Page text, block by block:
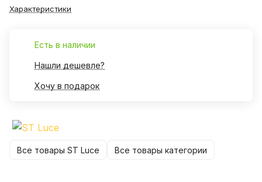
Характеристики
Есть в наличии
Нашли дешевле?
Хочу в подарок
Все товары ST Luce Все товары категории